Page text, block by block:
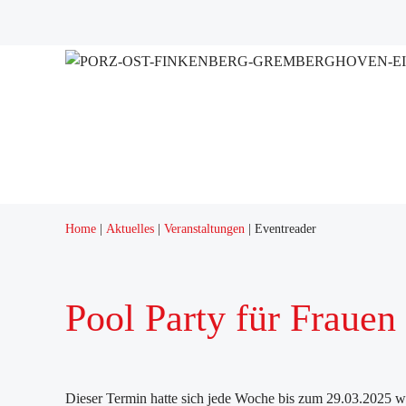
Home Aktuelles Veranstaltungen Eventreader
Pool Party für Frauen
Dieser Termin hatte sich jede Woche bis zum 29.03.2025